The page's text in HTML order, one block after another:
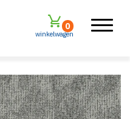
winkelwagen
0